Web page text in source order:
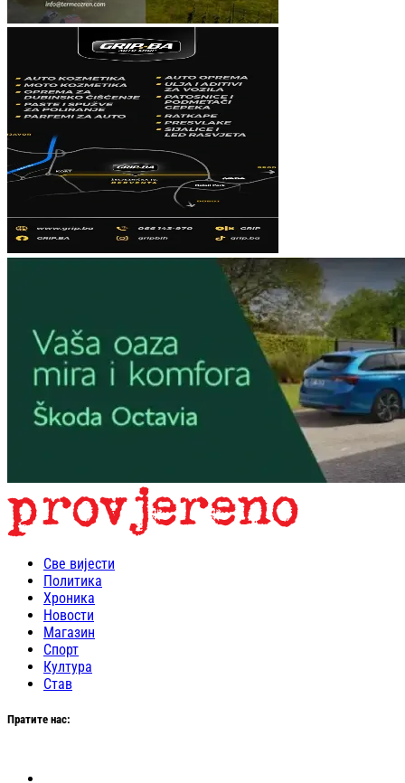
Све вијести
Политика
Хроника
Новости
Магазин
Спорт
Култура
Став
Пратите нас: